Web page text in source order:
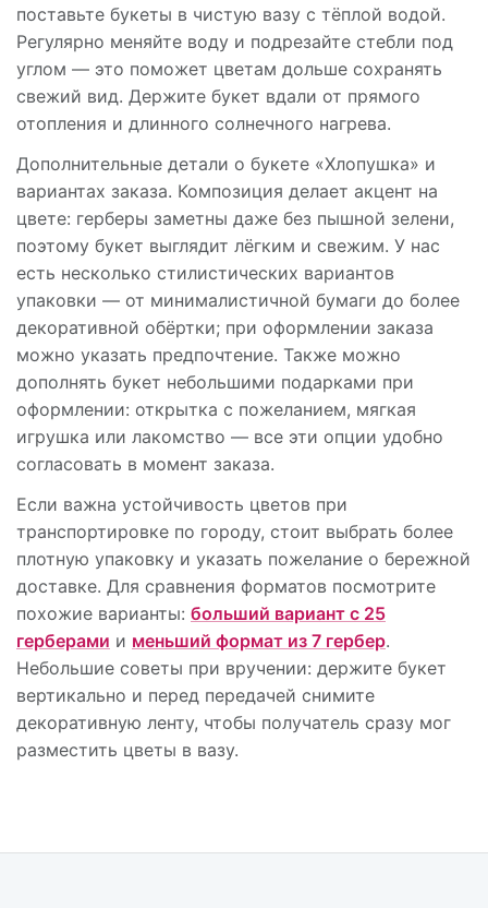
поставьте букеты в чистую вазу с тёплой водой.
Регулярно меняйте воду и подрезайте стебли под
углом — это поможет цветам дольше сохранять
свежий вид. Держите букет вдали от прямого
отопления и длинного солнечного нагрева.
Дополнительные детали о букете «Хлопушка» и
вариантах заказа. Композиция делает акцент на
цвете: герберы заметны даже без пышной зелени,
поэтому букет выглядит лёгким и свежим. У нас
есть несколько стилистических вариантов
упаковки — от минималистичной бумаги до более
декоративной обёртки; при оформлении заказа
можно указать предпочтение. Также можно
дополнять букет небольшими подарками при
оформлении: открытка с пожеланием, мягкая
игрушка или лакомство — все эти опции удобно
согласовать в момент заказа.
Если важна устойчивость цветов при
транспортировке по городу, стоит выбрать более
плотную упаковку и указать пожелание о бережной
доставке. Для сравнения форматов посмотрите
похожие варианты: больший вариант с 25
герберами и меньший формат из 7 гербер.
Небольшие советы при вручении: держите букет
вертикально и перед передачей снимите
декоративную ленту, чтобы получатель сразу мог
разместить цветы в вазу.